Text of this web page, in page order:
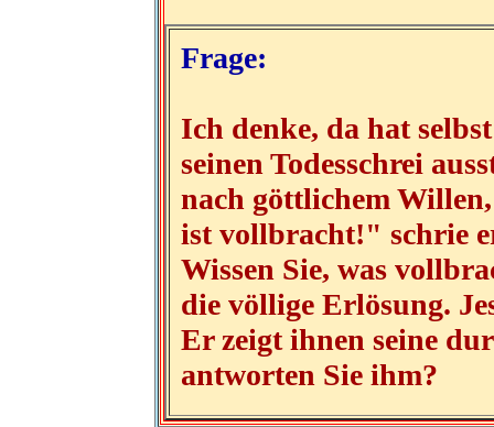
Frage:
Ich denke, da hat
seinen Todesschrei
nach göttlichem
ist vollbracht!" schrie
Wissen Sie, was
die völlige Erlösung.
Er zeigt ihnen seine
antworten Sie ihm?